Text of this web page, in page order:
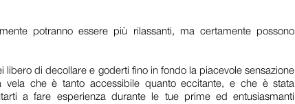
potranno essere più rilassanti, ma certamente possono
libero di decollare e goderti fino in fondo la piacevole sensazione
vela che è tanto accessibile quanto eccitante, e che è stata
a fare esperienza durante le tue prime ed entusiasmanti